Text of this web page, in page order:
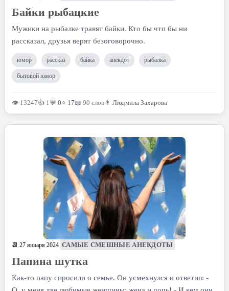
Байки рыбацкие
Мужики на рыбалке травят байки. Кто бы что бы ни
рассказал, друзья верят безоговорочно.
юмор рассказ байка анекдот рыбалка
бытовой юмор
👁 13247👍 1💬 0⭐ 17📖 90 слов 👨 Людмила Захарова
📆 27 января 2024 САМЫЕ СМЕШНЫЕ АНЕКДОТЫ
Папина шутка
Как-то папу спросили о семье. Он усмехнулся и ответил: -